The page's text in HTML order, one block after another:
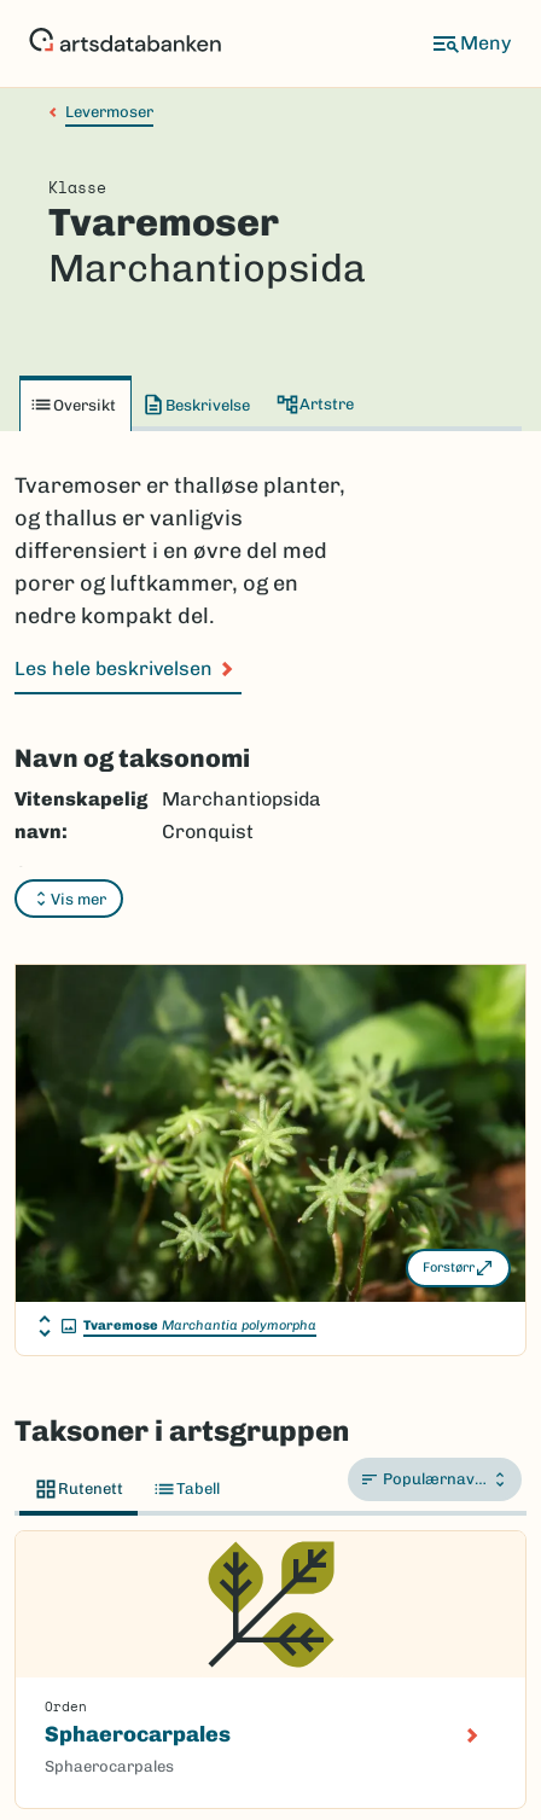
Levermoser
Klasse
Tvaremoser
Marchantiopsida
Oversikt Beskrivelse Artstre
Tvaremoser er thalløse planter,
og thallus er vanligvis
differensiert i en øvre del med
porer og luftkammer, og en
nedre kompakt del.
Les hele beskrivelsen
Navn og taksonomi
Vis mer
Vitenskapelig
navn:
Marchantiopsida
Cronquist
Synonymer:
Bokmål:tvaremoser
Nynorsk:Ingen
Nordsamisk/Davvisámegiella:
Ingen
Vitenskapelig navn ID: 1270
Takson ID:
1270
Gå til Nortaxa for flere detaljer
(Ekstern lenke)
Forstørr
Tvaremose Marchantia polymorpha
Taksoner i artsgruppen
Rutenett Tabell Populærnavn A-Å
Orden
Sphaerocarpales
Sphaerocarpales